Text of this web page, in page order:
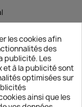
les cookies afin
des
publicité. Les
et à la publicité sont
optimisées sur
ainsi que les